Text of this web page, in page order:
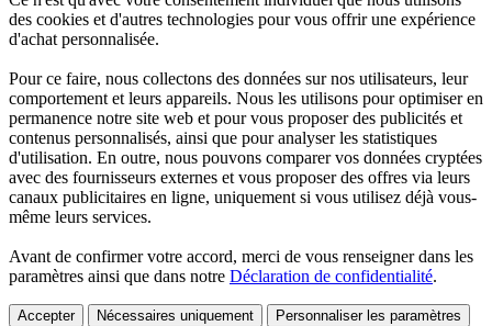
des cookies et d'autres technologies pour vous offrir une expérience
d'achat personnalisée.
Pour ce faire, nous collectons des données sur nos utilisateurs, leur
comportement et leurs appareils. Nous les utilisons pour optimiser en
permanence notre site web et pour vous proposer des publicités et
contenus personnalisés, ainsi que pour analyser les statistiques
d'utilisation. En outre, nous pouvons comparer vos données cryptées
avec des fournisseurs externes et vous proposer des offres via leurs
canaux publicitaires en ligne, uniquement si vous utilisez déjà vous-
même leurs services.
Avant de confirmer votre accord, merci de vous renseigner dans les
paramètres ainsi que dans notre Déclaration de confidentialité.
Accepter Nécessaires uniquement Personnaliser les paramètres